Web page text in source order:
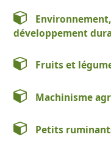
développement
Fruits et
Machinisme
Petits